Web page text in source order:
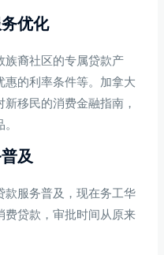
优化
族裔社区的专属贷款产
的利率条件等。加拿大
移民的消费金融指南，
及
款服务普及，现在务工华
费贷款，审批时间从原来